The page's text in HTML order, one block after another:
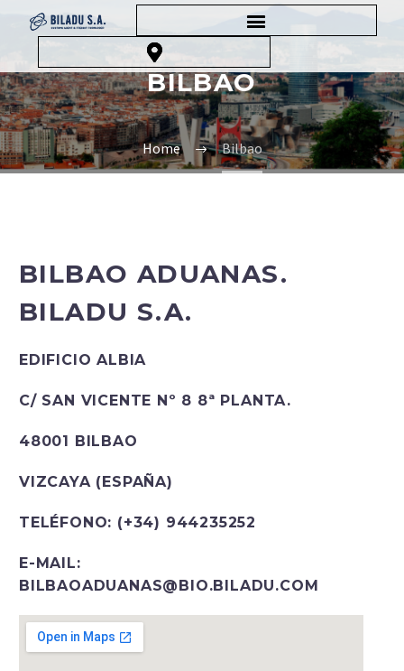
BILBAO
Home Bilbao
BILBAO ADUANAS.
BILADU S.A.
EDIFICIO ALBIA
C/ SAN VICENTE Nº 8 8ª PLANTA.
48001 BILBAO
VIZCAYA (ESPAÑA)
TELÉFONO: (+34) 944235252
E-MAIL:
BILBAOADUANAS@BIO.BILADU.COM